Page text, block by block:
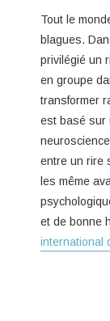
Tout le
blagues.
privilégié un
en groupe
transformer
est basé sur
entre un rire
les même
et de bonne
international